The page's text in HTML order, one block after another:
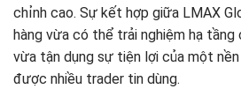
chỉnh cao. Sự kết hợp giữa LMAX
hàng vừa có thể trải nghiệm hạ tầng
vừa tận dụng sự tiện lợi của một
được nhiều trader tin dùng.